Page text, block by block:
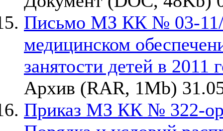
Письмо МЗ КК № 03-11/
медицинском
занятости детей в 2011
Архив (RAR, 1Mb)
Приказ МЗ КК № 322-